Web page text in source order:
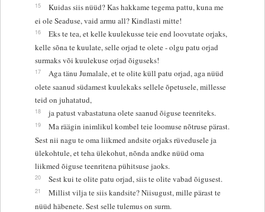
15
Kuidas siis nüüd? Kas hakkame tegema pattu, kuna me
ei ole Seaduse, vaid armu all? Kindlasti mitte!
16
Eks te tea, et kelle kuulekusse teie end loovutate orjaks,
kelle sõna te kuulate, selle orjad te olete - olgu patu orjad
surmaks või kuulekuse orjad õiguseks!
17
Aga tänu Jumalale, et te olite küll patu orjad, aga nüüd
olete saanud südamest kuulekaks sellele õpetusele, millesse
teid on juhatatud,
18 ja patust vabastatuna olete saanud õiguse teenriteks.
19
Ma räägin inimlikul kombel teie loomuse nõtruse pärast.
Sest nii nagu te oma liikmed andsite orjaks rüvedusele ja
ülekohtule, et teha ülekohut, nõnda andke nüüd oma
liikmed õiguse teenritena pühitsuse jaoks.
20 Sest kui te olite patu orjad, siis te olite vabad õigusest.
21
Millist vilja te siis kandsite? Niisugust, mille pärast te
nüüd häbenete. Sest selle tulemus on surm.